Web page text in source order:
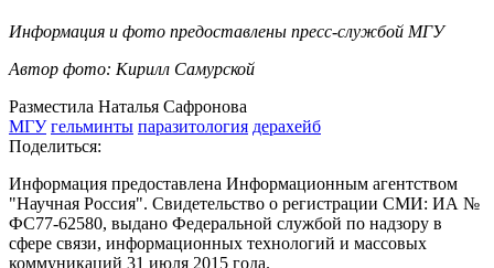
Информация и фото предоставлены пресс-службой МГУ
Автор фото: Кирилл Самурской
Разместила Наталья Сафронова
МГУ гельминты паразитология дерахейб
Поделиться:
Информация предоставлена Информационным агентством
"Научная Россия". Свидетельство о регистрации СМИ: ИА №
ФС77-62580, выдано Федеральной службой по надзору в
сфере связи, информационных технологий и массовых
коммуникаций 31 июля 2015 года.